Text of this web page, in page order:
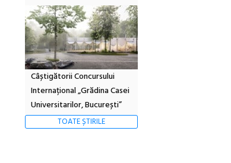
Câștigătorii Concursului
Internațional „Grădina Casei
Universitarilor, București”
TOATE ȘTIRILE